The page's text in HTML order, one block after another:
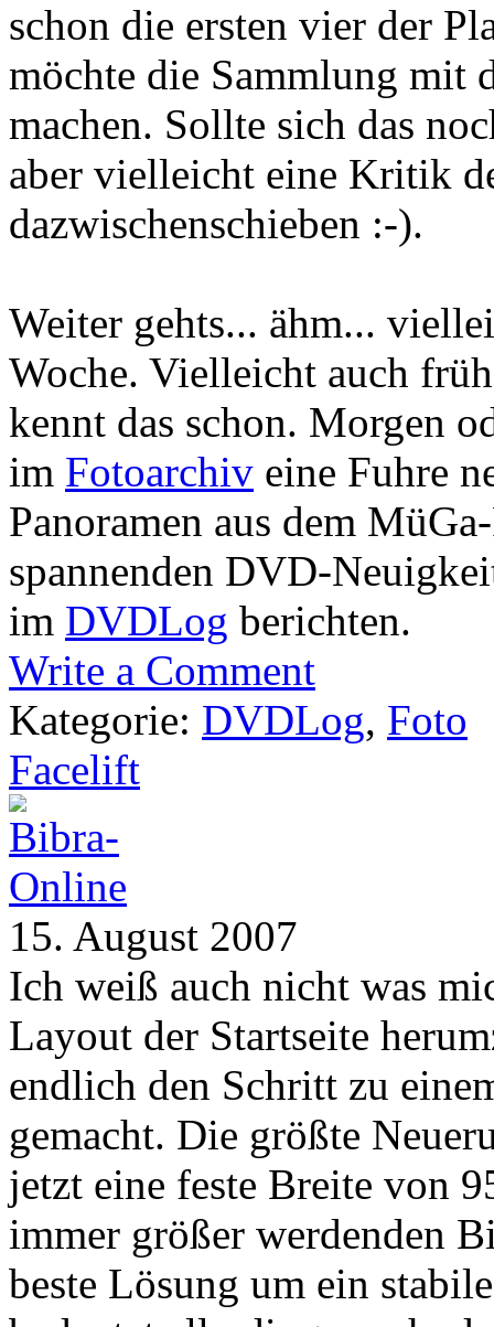
schon die ersten vier der
möchte die Sammlung mit
machen. Sollte sich das
aber vielleicht eine Kritik
dazwischenschieben :-).
Weiter gehts... ähm...
Woche. Vielleicht auch
kennt das schon. Morgen
im Fotoarchiv eine Fuhre
Panoramen aus dem
spannenden DVD-
im DVDLog berichten.
Write a Comment
Kategorie: DVDLog, Foto
Facelift
15. August 2007
Ich weiß auch nicht was
Layout der Startseite
endlich den Schritt zu
gemacht. Die größte
jetzt eine feste Breite von
immer größer werdenden
beste Lösung um ein